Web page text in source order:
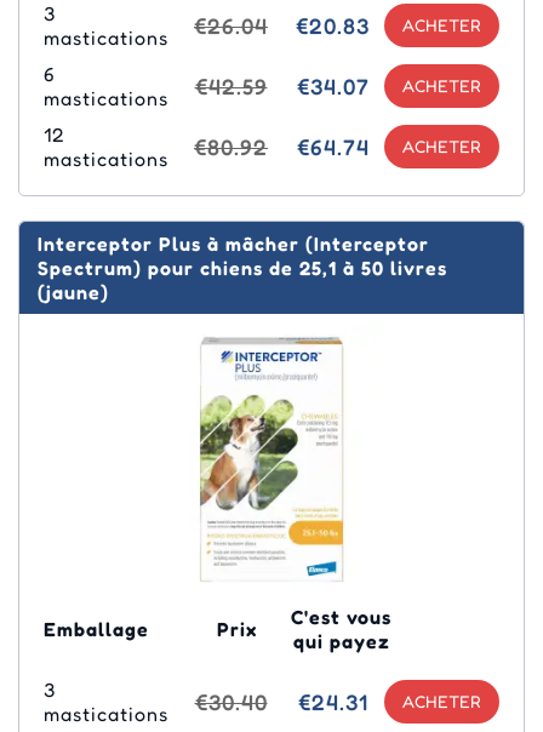
3
mastications
€26.04 €20.83
6
mastications
€42.59 €34.07
12
mastications
€80.92 €64.74
Interceptor Plus à mâcher (Interceptor
Spectrum) pour chiens de 25,1 à 50 livres
(jaune)
Emballage Prix
C'est vous
qui payez
3
mastications
€30.40 €24.31